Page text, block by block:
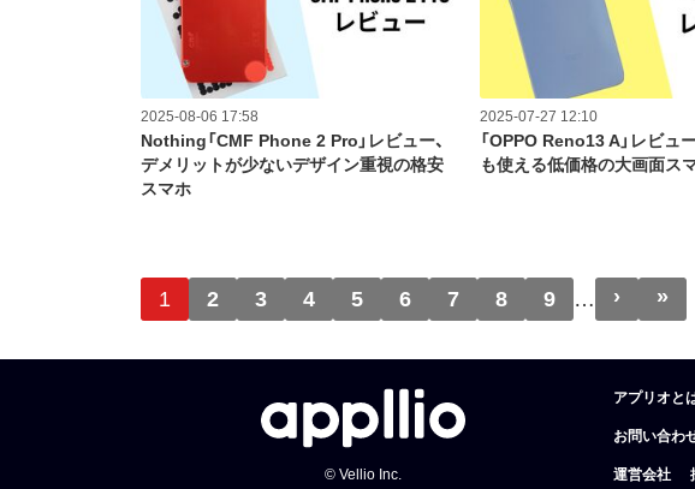
2025-08-06 17:58
Nothing「CMF Phone 2 Pro」レビュー、
デメリットが少ないデザイン重視の格安
スマホ
2025-07-27 12:10
「OPPO Reno13 A」レビュ
も使える低価格の大画面ス
ページ送り
1 2 3 4 5 6 7 8 9 … › 次ページ
»最
© Vellio Inc.
アプリオと
お問い合わ
運営会社